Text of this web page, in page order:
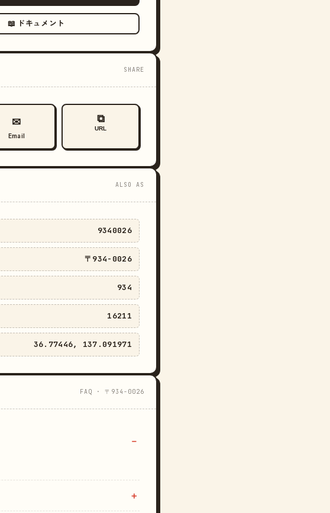
📖 ドキュメント
SHARE
✉
Email
⧉
URL
ALSO AS
9340026
〒934-0026
934
16211
36.77446, 137.091971
FAQ · 〒934-0026